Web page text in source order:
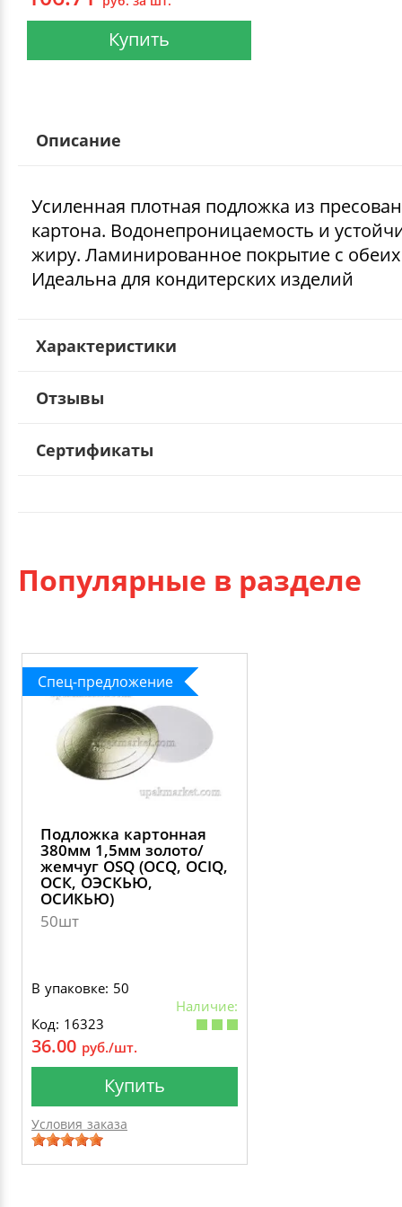
Купить
Описание
Усиленная плотная подложка из
картона. Водонепроницаемость и
жиру. Ламинированное покрытие с обеих
Идеальна для кондитерских изделий
Характеристики
Отзывы
Сертификаты
Популярные в разделе
Спец-предложение
Подложка картонная
380мм 1,5мм золото/
жемчуг OSQ (OCQ, OCIQ,
ОСК, ОЭСКЬЮ,
ОСИКЬЮ)
50шт
В упаковке: 50
Наличие:
Код: 16323
36.00 руб./шт.
Купить
Условия заказа